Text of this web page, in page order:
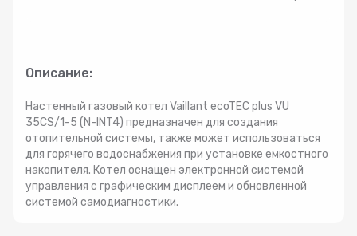
Системы фильтрации
Трубы и фитинги
Комплекты оборудования для скважины
Комплект оборудования для отопления
Описание:
Настенный газовый котел Vaillant ecoTEC plus VU
35CS/1-5 (N-INT4) предназначен для создания
отопительной системы, также может использоваться
для горячего водоснабжения при установке емкостного
накопителя. Котел оснащен электронной системой
управления с графическим дисплеем и обновленной
системой самодиагностики.